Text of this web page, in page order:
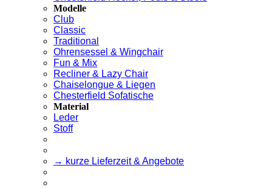
Modelle
Club
Classic
Traditional
Ohrensessel & Wingchair
Fun & Mix
Recliner & Lazy Chair
Chaiselongue & Liegen
Chesterfield Sofatische
Material
Leder
Stoff
→ kurze Lieferzeit & Angebote